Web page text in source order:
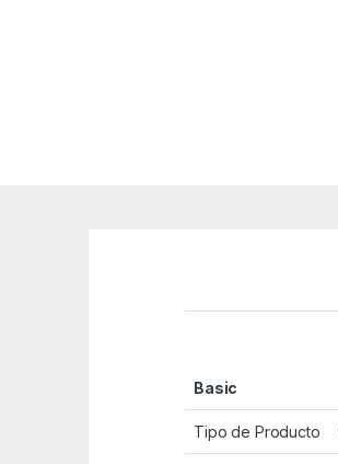
Basic
Tipo de Producto